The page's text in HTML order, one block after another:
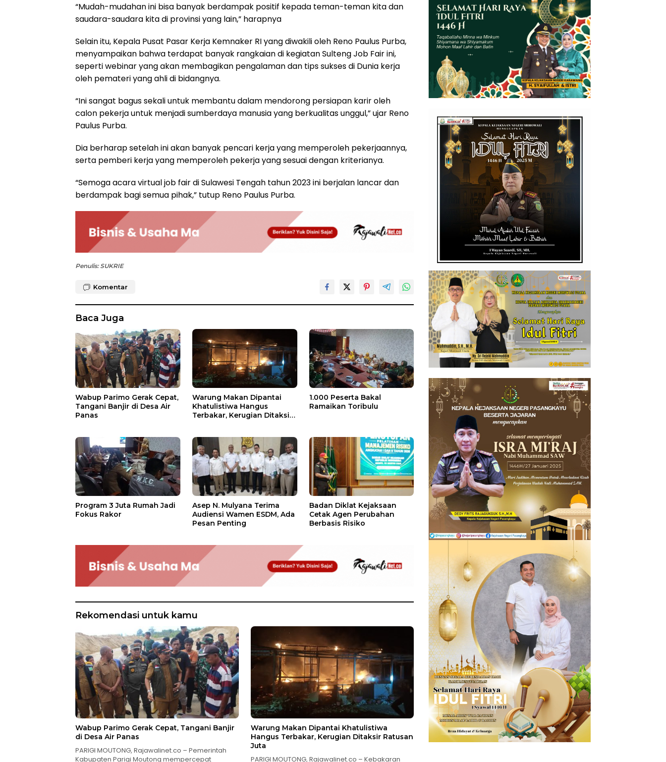
“Mudah-mudahan ini bisa banyak berdampak positif kepada teman-teman kita dan
saudara-saudara kita di provinsi yang lain,” harapnya
Selain itu, Kepala Pusat Pasar Kerja Kemnaker RI yang diwakili oleh Reno Paulus Purba,
menyampaikan bahwa terdapat banyak rangkaian di kegiatan Sulteng Job Fair ini,
seperti webinar yang akan membagikan pengalaman dan tips sukses di Dunia kerja
oleh pemateri yang ahli di bidangnya.
“Ini sangat bagus sekali untuk membantu dalam mendorong persiapan karir oleh
calon pekerja untuk menjadi sumberdaya manusia yang berkualitas unggul,” ujar Reno
Paulus Purba.
Dia berharap setelah ini akan banyak pencari kerja yang memperoleh pekerjaannya,
serta pemberi kerja yang memperoleh pekerja yang sesuai dengan kriterianya.
“Semoga acara virtual job fair di Sulawesi Tengah tahun 2023 ini berjalan lancar dan
berdampak bagi semua pihak,” tutup Reno Paulus Purba.
Penulis: SUKRIE
Komentar
Baca Juga
Wabup Parimo Gerak Cepat,
Tangani Banjir di Desa Air
Panas
Warung Makan Dipantai
Khatulistiwa Hangus
Terbakar, Kerugian Ditaksir
1.000 Peserta Bakal
Ramaikan Toribulu
Program 3 Juta Rumah Jadi
Fokus Rakor
Asep N. Mulyana Terima
Audiensi Wamen ESDM, Ada
Pesan Penting
Badan Diklat Kejaksaan
Cetak Agen Perubahan
Berbasis Risiko
Rekomendasi untuk kamu
Wabup Parimo Gerak Cepat, Tangani Banjir
di Desa Air Panas
PARIGI MOUTONG, Rajawalinet.co – Pemerintah
Kabupaten Parigi Moutong mempercepat
Warung Makan Dipantai Khatulistiwa
Hangus Terbakar, Kerugian Ditaksir Ratusan
Juta
PARIGI MOUTONG, Rajawalinet.co – Kebakaran